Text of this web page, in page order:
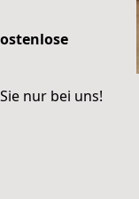
nur bei uns!